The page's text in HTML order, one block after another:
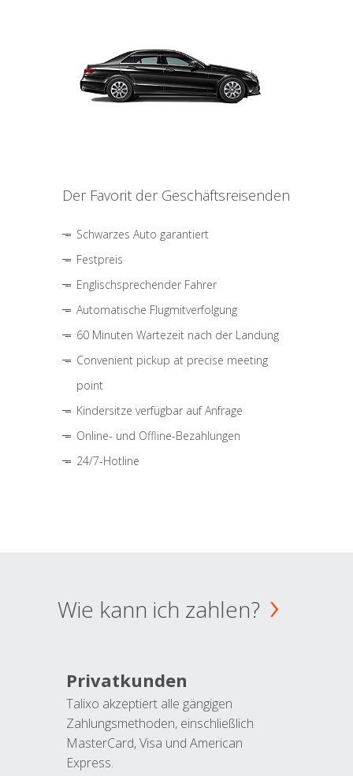
Der Favorit der Geschäftsreisenden
Schwarzes Auto garantiert
Festpreis
Englischsprechender Fahrer
Automatische Flugmitverfolgung
60 Minuten Wartezeit nach der Landung
Convenient pickup at precise meeting
point
Kindersitze verfügbar auf Anfrage
Online- und Offline-Bezahlungen
24/7-Hotline
Wie kann ich zahlen?
Privatkunden
Talixo akzeptiert alle gängigen
Zahlungsmethoden, einschließlich
MasterCard, Visa und American
Express.